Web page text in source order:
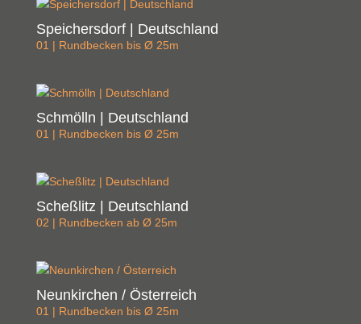
Speichersdorf | Deutschland
01 | Rundbecken bis Ø 25m
Schmölln | Deutschland
01 | Rundbecken bis Ø 25m
Scheßlitz | Deutschland
02 | Rundbecken ab Ø 25m
Neunkirchen / Österreich
01 | Rundbecken bis Ø 25m